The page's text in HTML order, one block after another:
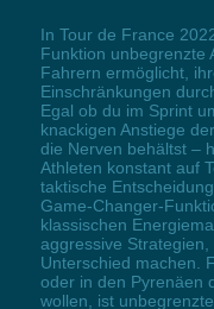
In Tour de France
Funktion unbegrenzte
Fahrern ermöglicht,
Einschränkungen
Egal ob du im Sprint
knackigen Anstiege
die Nerven behältst –
Athleten konstant auf
taktische
Game-Changer-
klassischen
aggressive
Unterschied machen.
oder in den Pyrenäen
wollen, ist